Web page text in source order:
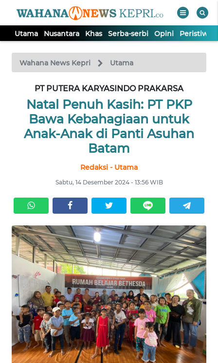
Utama Nusantara Khas Serba-serbi Opini Peristiwa
Wahana News Kepri Utama
PT PUTERA KARYASINDO PRAKARSA
Natal Penuh Kasih: PT PKP
Bawa Kebahagiaan untuk
Anak-Anak di Panti Asuhan
Batam
Redaksi - Utama
Sabtu, 14 Desember 2024 - 13:56 WIB
TV
Tutup
UTAMA
NUSANTARA
OPINI
PERISTIWA
NATUNA
BINTAN
Informasi
INDEKS
BERITA